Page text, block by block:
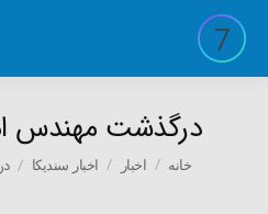
درگذشت مهندس
You are here:
خانه اخبار اخبار سندیکا